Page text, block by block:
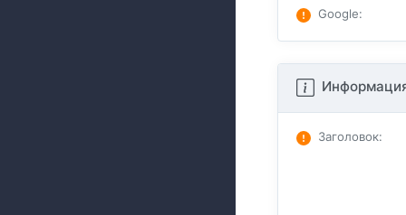
Google:
Заголовок: